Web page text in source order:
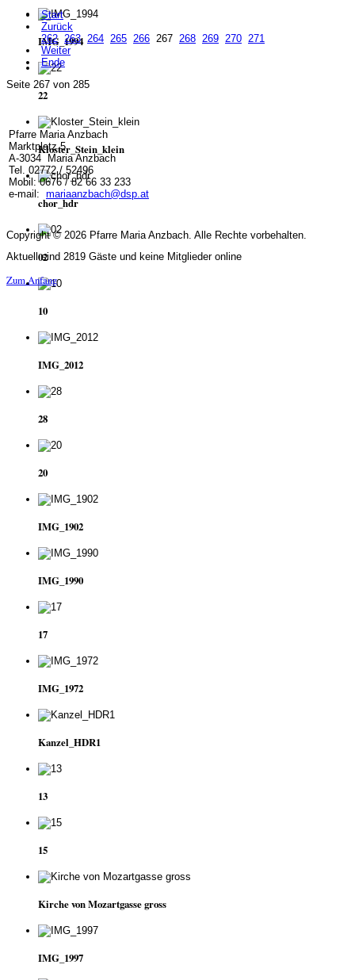
IMG_1994
22
Kloster_Stein_klein
chor_hdr
02
10
IMG_2012
28
20
IMG_1902
IMG_1990
17
IMG_1972
Kanzel_HDR1
13
15
Kirche von Mozartgasse gross
IMG_1997
Start
Zurück
262 263 264 265 266 267 268 269 270 271
Weiter
Ende
Seite 267 von 285
Pfarre Maria Anzbach
Marktplatz 5
A-3034 Maria Anzbach
Tel. 02772 / 52496
Mobil: 0676 / 82 66 33 233
e-mail: mariaanzbach@dsp.at
Copyright © 2026 Pfarre Maria Anzbach. Alle Rechte vorbehalten.
Aktuell sind 2819 Gäste und keine Mitglieder online
Zum Anfang